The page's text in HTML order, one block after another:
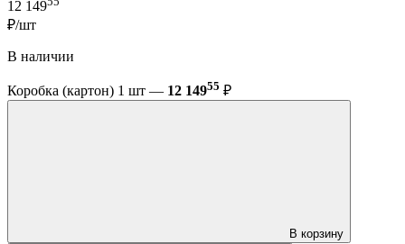
12 149
₽/шт
В наличии
Коробка (картон) 1 шт — 12 14955 ₽
В корзину